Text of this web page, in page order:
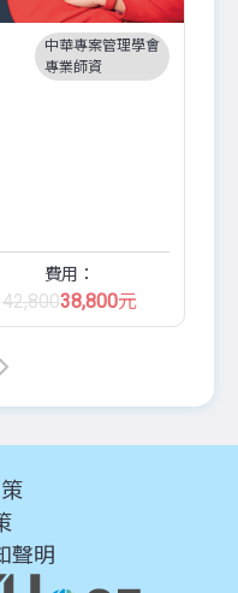
中華專案管理學會
專業師資
費用：
42,80038,800元
聲明